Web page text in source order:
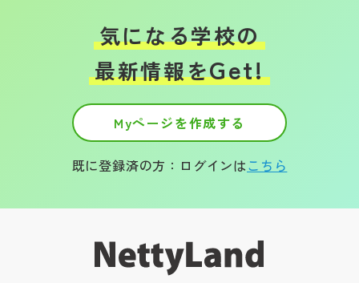
気になる学校の
最新情報をGet!
Myページを作成する
既に登録済の方：ログインはこちら